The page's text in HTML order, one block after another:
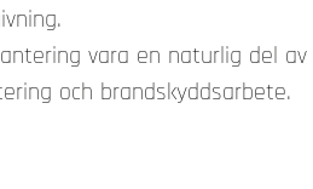
vara en naturlig del av
och brandskyddsarbete.